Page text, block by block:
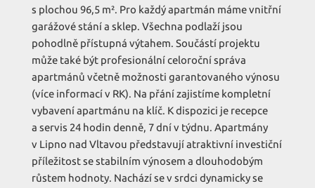
s plochou 96,5 m². Pro každý apartmán máme vnitřní
garážové stání a sklep. Všechna podlaží jsou
pohodlně přístupná výtahem. Součástí projektu
může také být profesionální celoroční správa
apartmánů včetně možnosti garantovaného výnosu
(více informací v RK). Na přání zajistíme kompletní
vybavení apartmánu na klíč. K dispozici je recepce
a servis 24 hodin denně, 7 dní v týdnu. Apartmány
v Lipno nad Vltavou představují atraktivní investiční
příležitost se stabilním výnosem a dlouhodobým
růstem hodnoty. Nachází se v srdci dynamicky se